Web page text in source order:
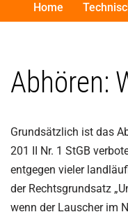
Kontakt rund
Home
Abhören:
Grundsätzlich ist das
201 II Nr. 1 StGB
entgegen vieler
der Rechtsgrundsatz
wenn der Lauscher im